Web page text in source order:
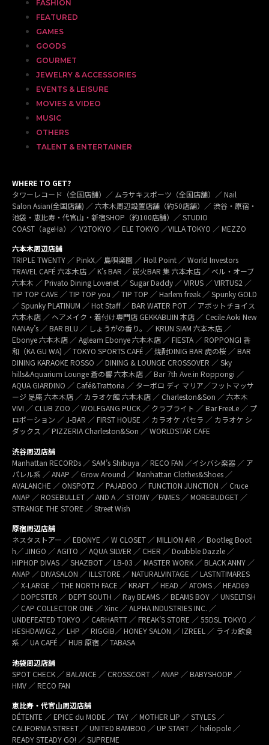
FASHION
FEATURED
GAMES
GOODS
GOURMET
JEWELRY & ACCESSORIES
EVENTS & LEISURE
MOVIES & VIDEO
MUSIC
OTHERS
TALENT & ENTERTAINER
WHERE TO GET?
タワーレコード（全国店舗）／ ムラサキスポーツ（全国店舗）／ Nail
Salon Asian(全国店舗) ／ 六本木周辺設置店舗（約50店舗）／ 渋谷・原宿・
池袋・恵比寿・代官山・新宿SHOP（約100店舗）／ STUDIO
COAST（ageHa）／ V2TOKYO ／ ELE TOKYO ／VILLA TOKYO ／ MEZZO
六本木周辺店舗
TRIPLE TWENTY ／ PinkX／ 島唄楽園 ／ Holl Point ／ World Investors
TRAVEL CAFÉ 六本木店 ／ K’s BAR ／ 炭火BAR 集 六本木店 ／ ベル・オーブ
六本木 ／ Privato Dining Lovenet ／ Sugar Daddy ／ VIRUS ／ VIRTUS2 ／
TIP TOP CAVE ／ TIP TOP you ／ TIP TOP ／ Harlem freak ／ Spunky GOLD
／ Spunky PLATINUM ／ Hot Staff ／ BAR WATER POT ／ アボットチョイス
六本木店 ／ ヘアメイク・着付け専門店 GEKKABIJIN 本店 ／ Cecile Aoki New
NANAy’s ／ BAR BLU ／ しょうがの香り。／ KRUN SIAM 六本木店 ／
Ebonye 六本木店 ／ Agleam Ebonye 六本木店 ／ FIESTA ／ ROPPONGI 香
和（KA GU WA) ／ TOKYO SPORTS CAFÉ ／ 焼酎DINIG BAR 虎の桜 ／ BAR
DINING KARAOKE ROSSO ／ DINING & LOUNGE CROSSOVER ／ Sky
hills&Aquarium Lounge 蒼の響 六本木店 ／ Bar 7th Ave.in Roppongi ／
AQUA GIARDINO ／ Café&Trattoria ／ ターボロ ディ マリア／フットマッサ
ージ 足庵 六本木店 ／ カラオケ館 六本木店 ／ Charleston&Son ／ 六本木
VIVI ／ CLUB ZOO ／ WOLFGANG PUCK ／ クラブライト ／ Bar FreeLe ／ プ
ロポーション ／ J-BAR ／ FIRST HOUSE ／ カラオケ パセラ ／ カラオケ シ
ダックス ／ PIZZERIA Charleston&Son ／ WORLDSTAR CAFE
渋谷周辺店舗
Manhattan RECORDs ／ SAM’s Shibuya ／ RECO FAN ／イシバシ楽器 ／ ア
パレル系 ／ ANAP ／ Grow Around ／ Manhattan Clothes&Shoes ／
AVALANCHE ／ ONSPOTZ ／ PAJABOO ／ FUNCTION JUNCTION ／ Cruce
ANAP ／ ROSEBULLET ／ AND A ／ STOMY ／FAMES ／ MOREBUDGET ／
STRANGE THE STORE ／ Street Wish
原宿周辺店舗
ネスタストアー ／ EBONYE ／ W CLOSET ／ MILLION AIR ／ Bootleg Boot
h／ JINGO ／ AGITO ／ AQUA SILVER ／ CHER ／ Doubble Dazzle ／
HIPHOP DIVAS ／ SHAZBOT ／ LB-03 ／ MASTER WORK ／ BLACK ANNY ／
ANAP ／ DIVASALON ／ ILLSTORE ／ NATURALVINTAGE ／ LASTNTIMARES
／ X-LARGE ／ THE NORTH FACE ／ KRAFT ／ HEAD ／ ATOMS ／ HEAD69
／ DOPESTER ／ DEPT SOUTH ／ Ray BEAMS ／ BEAMS BOY ／ UNSELTISH
／ CAP COLLECTOR ONE ／ Xinc ／ ALPHA INDUSTRIES INC. ／
UNDEFEATED TOKYO ／ CARHARTT ／ FREAK’S STORE ／ 55DSL TOKYO ／
HESHDAWGZ ／ LHP ／ RIGGIB／ HONEY SALON ／ IZREEL ／ ライカ飲食
系 ／ UA CAFÉ ／ HUB 原宿 ／ TABASA
池袋周辺店舗
SPOT CHECK ／ BALANCE ／ CROSSCORT ／ ANAP ／ BABYSHOOP ／
HMV ／ RECO FAN
恵比寿・代官山周辺店舗
DÉTENTE ／ EPICE du MODE ／ TAY ／ MOTHER LIP ／ STYLES ／
CALIFORNIA STREET ／ UNITED BAMBOO ／ UP START ／ heliopole ／
READY STEADY GO! ／ SUPREME